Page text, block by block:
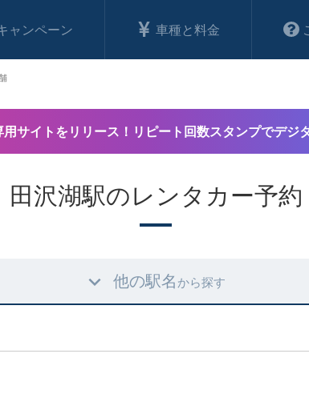
ャンペーン 車種と料金
サイトをリリース！リピート回数スタンプでデジ
田沢湖駅のレンタカー予約
他の駅名 から探す